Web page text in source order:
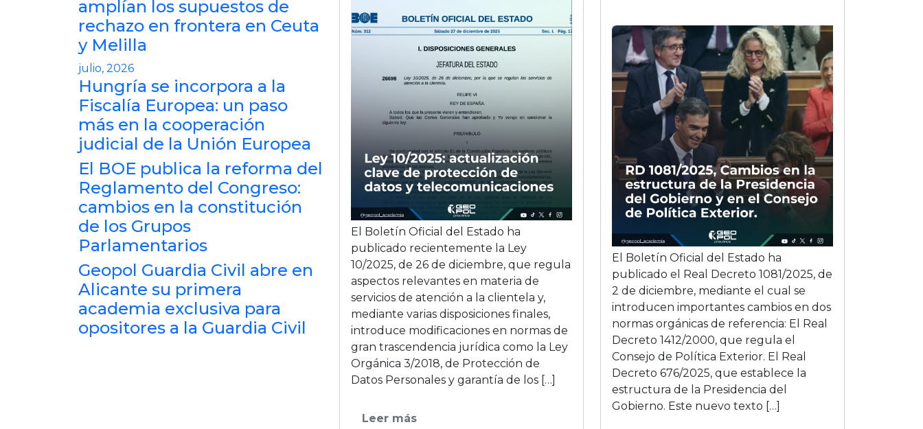
El Boletín Oficial del Estado ha
publicado recientemente la Ley
10/2025, de 26 de diciembre, que regula
aspectos relevantes en materia de
servicios de atención a la clientela y,
mediante varias disposiciones finales,
introduce modificaciones en normas de
gran trascendencia jurídica como la Ley
Orgánica 3/2018, de Protección de
Datos Personales y garantía de los […]
Leer más
El Boletín Oficial del Estado ha
publicado el Real Decreto 1081/2025, de
2 de diciembre, mediante el cual se
introducen importantes cambios en dos
normas orgánicas de referencia: El Real
Decreto 1412/2000, que regula el
Consejo de Política Exterior. El Real
Decreto 676/2025, que establece la
estructura de la Presidencia del
Gobierno. Este nuevo texto […]
amplían los supuestos de
rechazo en frontera en Ceuta
y Melilla
julio, 2026
Hungría se incorpora a la
Fiscalía Europea: un paso
más en la cooperación
judicial de la Unión Europea
El BOE publica la reforma del
Reglamento del Congreso:
cambios en la constitución
de los Grupos
Parlamentarios
Geopol Guardia Civil abre en
Alicante su primera
academia exclusiva para
opositores a la Guardia Civil